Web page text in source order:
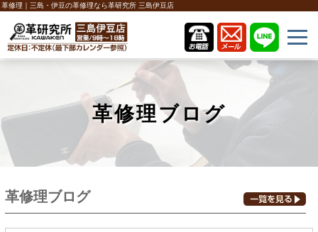
革修理｜三島・伊豆の革修理なら革研究所 三島伊豆店
革修理ブログ
革修理ブログ